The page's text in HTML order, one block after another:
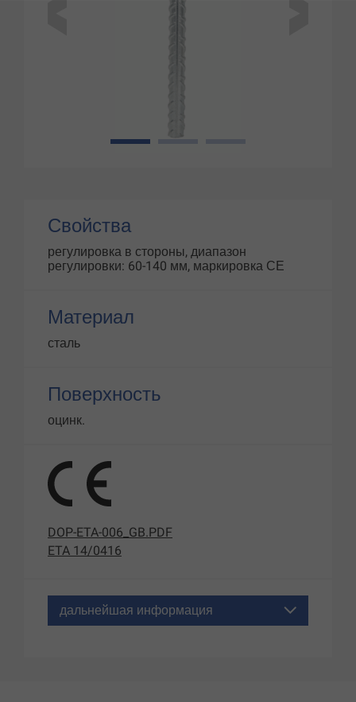
1
Свойства
регулировка в стороны, диапазон
регулировки: 60-140 мм, маркировка СЕ
Материал
сталь
Поверхность
оцинк.
DOP-ETA-006_GB.PDF
ETA 14/0416
дальнейшая информация